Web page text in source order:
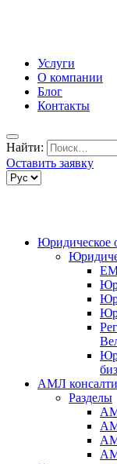
Услуги
О компании
Блог
Контакты
Найти:
Оставить заявку
Юридическое
АМЛ
Разделы